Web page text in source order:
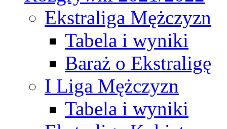
Ekstraliga Mężczyzn
Tabela i wyniki
Baraż o Ekstraligę
I Liga Mężczyzn
Tabela i wyniki